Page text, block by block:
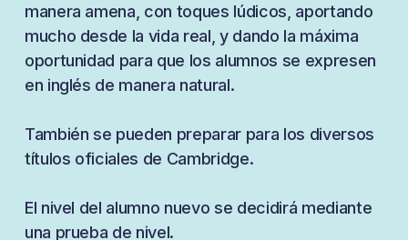
manera amena, con toques lúdicos, aportando
mucho desde la vida real, y dando la máxima
oportunidad para que los alumnos se expresen
en inglés de manera natural.
También se pueden preparar para los diversos
títulos oficiales de Cambridge.
El nivel del alumno nuevo se decidirá mediante
una prueba de nivel.